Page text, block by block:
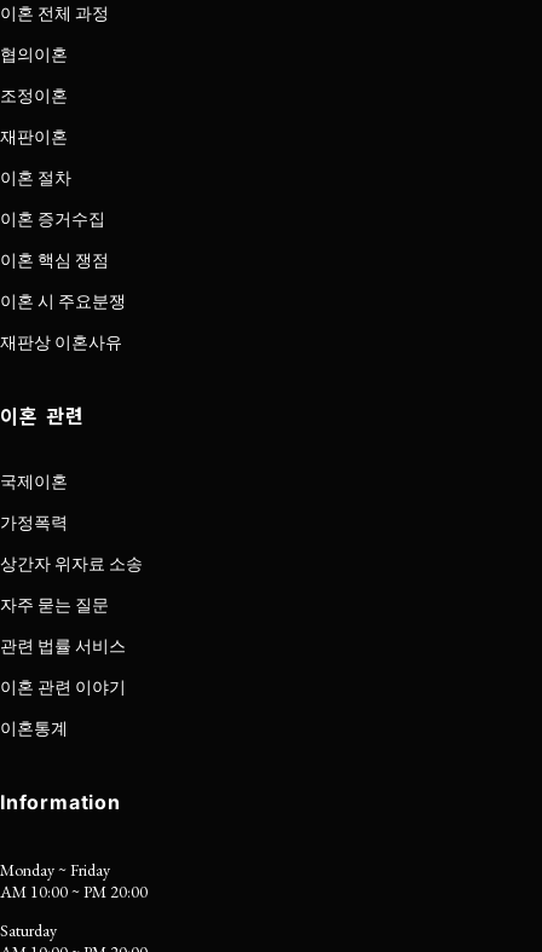
이혼 전체 과정
협의이혼
조정이혼
재판이혼
이혼 절차
이혼 증거수집
이혼 핵심 쟁점
이혼 시 주요분쟁
재판상 이혼사유
이혼 관련
국제이혼
가정폭력
상간자 위자료 소송
자주 묻는 질문
관련 법률 서비스
이혼 관련 이야기
이혼통계
Information
Monday ~ Friday
AM 10:00 ~ PM 20:00
Saturday